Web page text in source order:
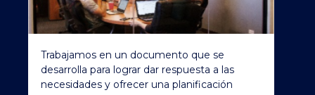
Trabajamos en un documento que se
desarrolla para lograr dar respuesta a las
necesidades y ofrecer una planificación